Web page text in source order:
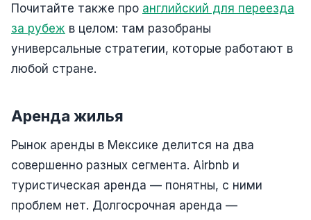
Почитайте также про английский для переезда
за рубеж в целом: там разобраны
универсальные стратегии, которые работают в
любой стране.
Аренда жилья
Рынок аренды в Мексике делится на два
совершенно разных сегмента. Airbnb и
туристическая аренда — понятны, с ними
проблем нет. Долгосрочная аренда —